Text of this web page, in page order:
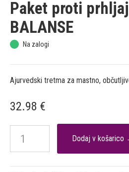
Paket proti
BALANSE
Na zalogi
Ajurvedski tretma za mastno,
32.98 €